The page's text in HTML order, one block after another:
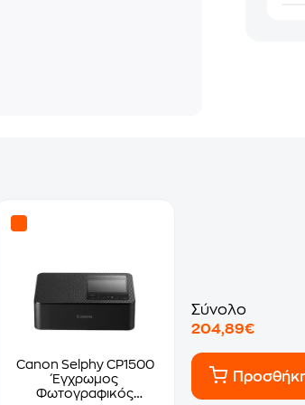
Canon Selphy CP1500
Έγχρωμος
Φωτογραφικός
Σύνολο
204,89€